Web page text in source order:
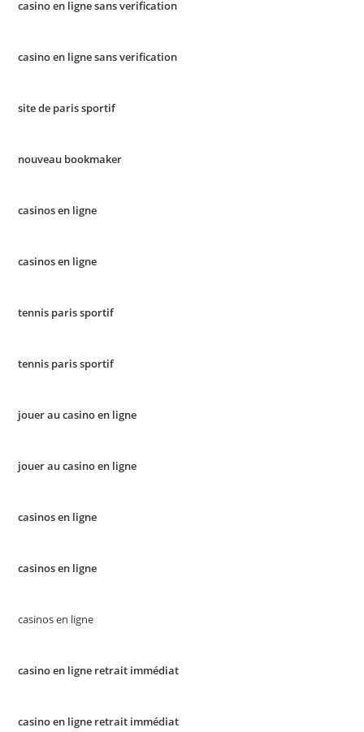
casino en ligne sans verification
casino en ligne sans verification
site de paris sportif
nouveau bookmaker
casinos en ligne
casinos en ligne
tennis paris sportif
tennis paris sportif
jouer au casino en ligne
jouer au casino en ligne
casinos en ligne
casinos en ligne
casinos en ligne
casino en ligne retrait immédiat
casino en ligne retrait immédiat